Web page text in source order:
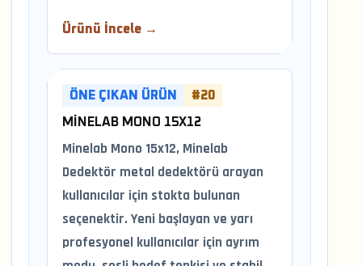
Ürünü İncele →
ÖNE ÇIKAN ÜRÜN #20
MINELAB MONO 15X12
Minelab Mono 15x12, Minelab
Dedektör metal dedektörü arayan
kullanıcılar için stokta bulunan
seçenektir. Yeni başlayan ve yarı
profesyonel kullanıcılar için ayrım